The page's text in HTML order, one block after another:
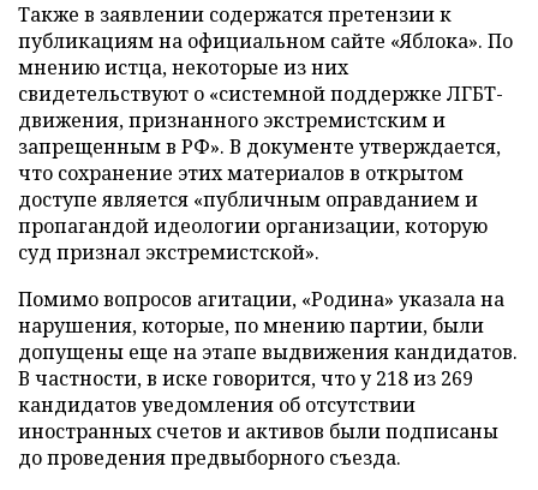
Также в заявлении содержатся претензии к
публикациям на официальном сайте «Яблока». По
мнению истца, некоторые из них
свидетельствуют о «системной поддержке ЛГБТ-
движения, признанного экстремистским и
запрещенным в РФ». В документе утверждается,
что сохранение этих материалов в открытом
доступе является «публичным оправданием и
пропагандой идеологии организации, которую
суд признал экстремистской».
Помимо вопросов агитации, «Родина» указала на
нарушения, которые, по мнению партии, были
допущены еще на этапе выдвижения кандидатов.
В частности, в иске говорится, что у 218 из 269
кандидатов уведомления об отсутствии
иностранных счетов и активов были подписаны
до проведения предвыборного съезда.